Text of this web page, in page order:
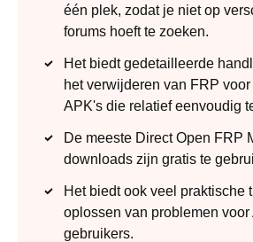
één plek, zodat je niet op
forums hoeft te zoeken.
Het biedt gedetailleerde
het verwijderen van FRP
APK's die relatief eenvoudig
De meeste Direct Open FRP
downloads zijn gratis te
Het biedt ook veel praktische
oplossen van problemen voor
gebruikers.